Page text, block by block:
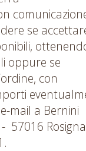
se
oppure se
con
mail a Bernini
- 57016